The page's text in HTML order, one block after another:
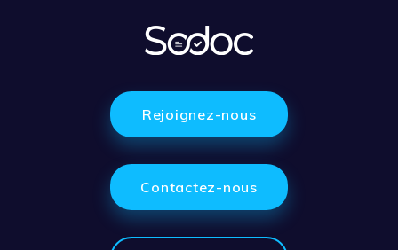
Rejoignez-nous
Contactez-nous